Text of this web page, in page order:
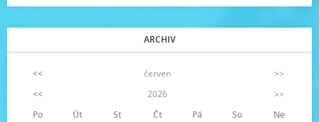
ARCHIV
<< červen
>>
<<
2026
>>
Po
Út St Čt Pá So
Ne